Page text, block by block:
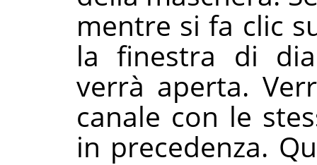
mentre si fa clic
la finestra di
verrà aperta.
canale con le
in precedenza.